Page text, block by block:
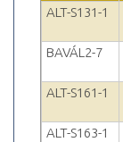
ALT-S131-1
BAVÁL2-7
ALT-S161-1
ALT-S163-1